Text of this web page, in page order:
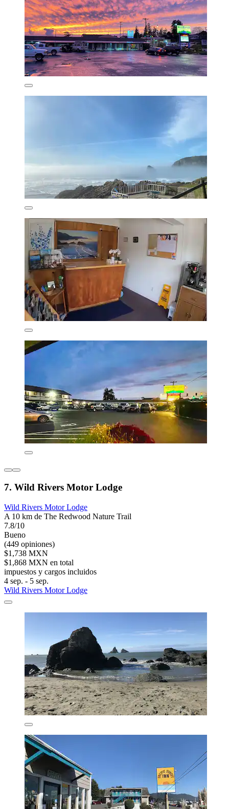
7. Wild Rivers Motor Lodge
Wild Rivers Motor Lodge
A 10 km de The Redwood Nature Trail
7.8/10
Bueno
(449 opiniones)
$1,738 MXN
$1,868 MXN en total
impuestos y cargos incluidos
4 sep. - 5 sep.
Wild Rivers Motor Lodge